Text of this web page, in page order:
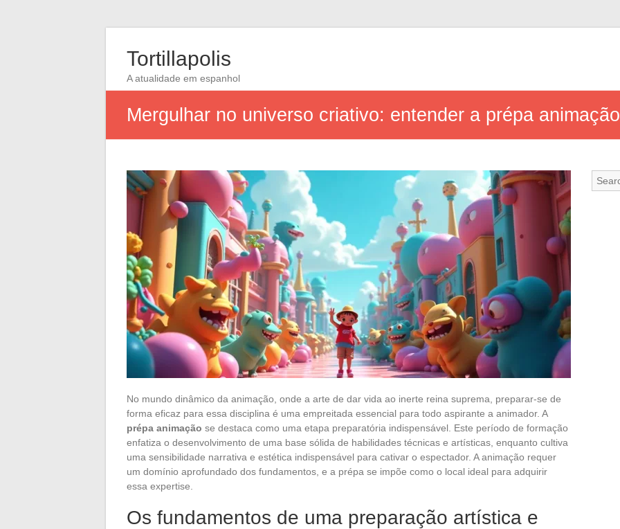
Tortillapolis
A atualidade em espanhol
Mergulhar no universo criativo: entender a prépa animação
No mundo dinâmico da animação, onde a arte de dar vida ao inerte reina suprema, preparar-se de
forma eficaz para essa disciplina é uma empreitada essencial para todo aspirante a animador. A
prépa animação se destaca como uma etapa preparatória indispensável. Este período de formação
enfatiza o desenvolvimento de uma base sólida de habilidades técnicas e artísticas, enquanto cultiva
uma sensibilidade narrativa e estética indispensável para cativar o espectador. A animação requer
um domínio aprofundado dos fundamentos, e a prépa se impõe como o local ideal para adquirir
essa expertise.
Os fundamentos de uma preparação artística e